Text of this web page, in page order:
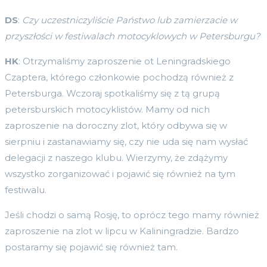
DS: Czy uczestniczyliście Państwo lub zamierzacie w
przyszłości w festiwalach motocyklowych w Petersburgu?
HK: Otrzymaliśmy zaproszenie ot Leningradskiego
Czaptera, którego członkowie pochodzą również z
Petersburga. Wczoraj spotkaliśmy się z tą grupą
petersburskich motocyklistów. Mamy od nich
zaproszenie na doroczny zlot, który odbywa się w
sierpniu i zastanawiamy się, czy nie uda się nam wysłać
delegacji z naszego klubu. Wierzymy, że zdążymy
wszystko zorganizować i pojawić się również na tym
festiwalu.
Jeśli chodzi o samą Rosję, to oprócz tego mamy również
zaproszenie na zlot w lipcu w Kaliningradzie. Bardzo
postaramy się pojawić się również tam.